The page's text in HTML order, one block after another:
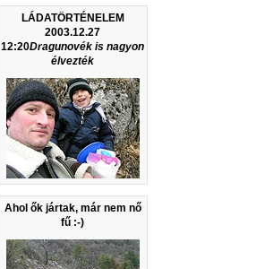
LÁDATÖRTÉNELEM
2003.12.27
12:20Dragunovék is nagyon
élvezték
Ahol ők jártak, már nem nő
fű :-)